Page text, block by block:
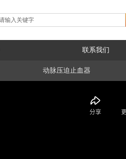
联系我们
动脉压迫止血器